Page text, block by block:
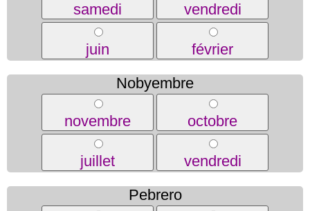
samedi vendredi
juin
février
Nobyembre
novembre octobre
juillet
vendredi
Pebrero